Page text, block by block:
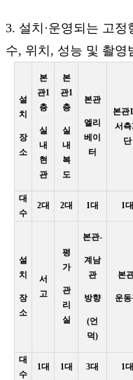
3. 설치·운영되는 고
수, 위치, 성능 및 촬영
설
치
장
소
본
관1
층
실
내
현
관
본
관1
층
실
내
복
도
본관
엘리
베이
터
본관
서측
단
대
수
2대 2대 1대 1대
설
치
장
소
서
고
평
가
관
리
실
본관-
계남
관
방향
(언
덕)
본
운
대
수
1대 1대 3대 1대